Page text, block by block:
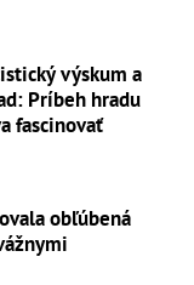
výskum a
Príbeh hradu
fascinovať
obľúbená